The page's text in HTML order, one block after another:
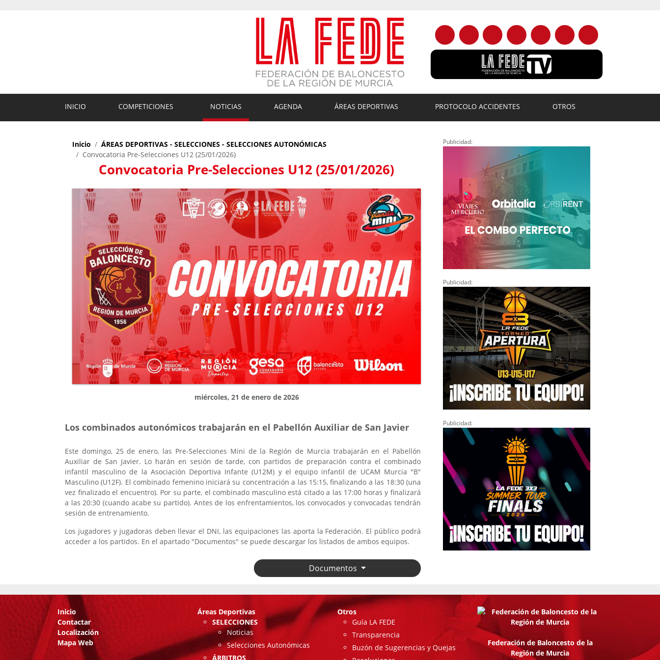
INICIO COMPETICIONES NOTICIAS AGENDA ÁREAS DEPORTIVAS PROTOCOLO ACCIDENTES OTROS
Convocatoria Pre-Selecciones U12 (25/01/2026)
Inicio
ÁREAS DEPORTIVAS - SELECCIONES - SELECCIONES AUTONÓMICAS
Convocatoria Pre-Selecciones U12 (25/01/2026)
miércoles, 21 de enero de 2026
Los combinados autonómicos trabajarán en el Pabellón Auxiliar de San Javier
Este domingo, 25 de enero, las Pre-Selecciones Mini de la Región de Murcia trabajarán en el Pabellón
Auxiliar de San Javier. Lo harán en sesión de tarde, con partidos de preparación contra el combinado
infantil masculino de la Asociación Deportiva Infante (U12M) y el equipo infantil de UCAM Murcia "B"
Masculino (U12F). El combinado femenino iniciará su concentración a las 15:15, finalizando a las 18:30 (una
vez finalizado el encuentro). Por su parte, el combinado masculino está citado a las 17:00 horas y finalizará
a las 20:30 (cuando acabe su partido). Antes de los enfrentamientos, los convocados y convocadas tendrán
sesión de entrenamiento.
Los jugadores y jugadoras deben llevar el DNI, las equipaciones las aporta la Federación. El público podrá
acceder a los partidos. En el apartado "Documentos" se puede descargar los listados de ambos equipos.
Documentos
Publicidad:
Publicidad:
Publicidad:
Inicio
Contactar
Localización
Mapa Web
Áreas Deportivas
SELECCIONES
Noticias
Selecciones Autonómicas
ÁRBITROS
Otros
Guía LA FEDE
Transparencia
Buzón de Sugerencias y Quejas
Federación de Baloncesto de la
Región de Murcia